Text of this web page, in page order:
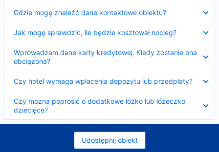
Gdzie mogę znaleźć dane kontaktowe obiektu?
Jak mogę sprawdzić, ile będzie kosztował nocleg?
Wprowadzam dane karty kredytowej. Kiedy zostanie ona
obciążona?
Czy hotel wymaga wpłacenia depozytu lub przedpłaty?
Czy można poprosić o dodatkowe łóżko lub łóżeczko
dziecięce?
Udostępnij obiekt